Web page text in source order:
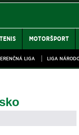
TENIS MOTORŠPORT
LIGA LIGA